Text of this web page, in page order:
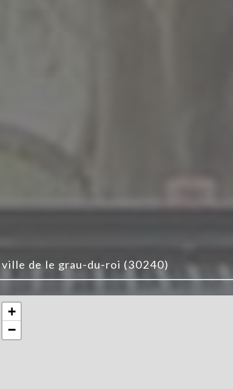
ville de le grau-du-roi (30240)
+
−